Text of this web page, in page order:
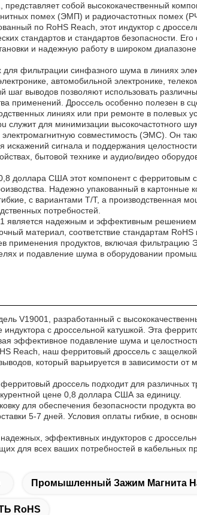
собой высококачественный
помех (ЭМП) и радиочастотных помех
по RoHS Reach, этот индуктор с
стандартов и стандартов безопасности.
и надежную работу в широком
фильтрации синфазного шума в линиях
автомобильной электронике,
выводов позволяют использовать
применений. Дроссель особенно полезен в
линиях или при ремонте в полевых
служит для минимизации высокочастотного
совместимость (ЭМС). Он
сигнала и поддержания
бытовой технике и аудио/видео
доллара США этот компонент с ферритовым
Надежно упакованный в картонные
с вариантами T/T, а производственная
потребностей.
является надежным и эффективным решением
материал, соответствие стандартам
применения продуктов, включая фильтрацию
и подавление шума в оборудовании
V19001, разработанный с
с дроссельной катушкой. Эта
эффективное подавление шума и
Reach, наш ферритовый дроссель с защелкой
который варьируется в зависимости от
дроссель подходит для различных
цене 0,8 доллара США за единицу.
для обеспечения безопасности продукта
5-7 дней. Условия оплаты гибкие, в
эффективных индукторов с
для всех ваших потребностей в кабельных
Промышленный Зажим Магнита
RoHS